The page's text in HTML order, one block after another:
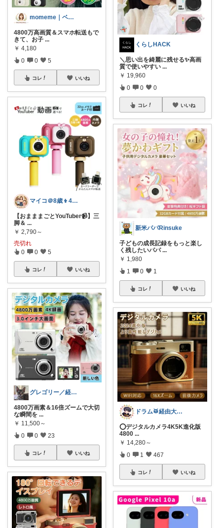
momeme｜ベビー&キッズ専門店
4800万高画質＆スマホ転送もで
きて、お子 ...
￥ 4,180
0 0 5
コレ いいね
マイコ＠8歳👦4歳👧ママのお助け名品
​【おまままごとYouTuber📹】三
脚＆ ...
￥ 2,790～
売切れ
0 0 5
コレ いいね
グレゴリー／経由購入感謝です💕
4800万画素＆16倍ズームで大切
な瞬間を ...
￥ 11,500～
0 0 23
コレ いいね
くらしHACK
＼思い出を綺麗に残せる✨高画
質で使いやすい ...
￥ 19,960
0 0 0
コレ いいね
新米パパRinsuke
子どもの成長記録をもっと楽し
く残したいパパ ...
￥ 1,980
1 0 1
コレ いいね
ドラム🥁経由大感謝🉐
⭕️デジタルカメラ4K5K進化版
4800 ...
￥ 14,280～
0 1 467
コレ いいね